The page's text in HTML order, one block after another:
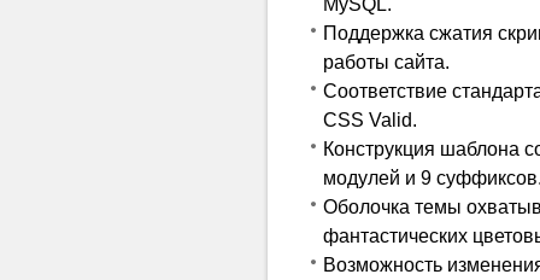
Поддержка сжатия
работы сайта.
Соответствие
CSS Valid.
Конструкция шаблона
модулей и 9
Оболочка темы
фантастических
Возможность